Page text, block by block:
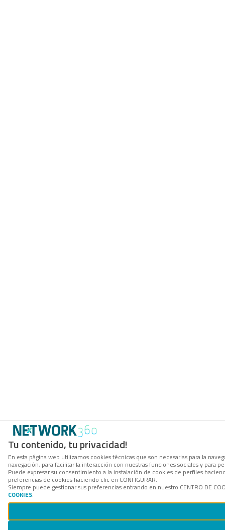
Tu contenido, tu privacidad!
En esta página web utilizamos cookies técnicas que son necesarias para la
navegación, para facilitar la interacción con nuestras funciones sociales y
Puede expresar su consentimiento a la instalación de cookies de perfiles
preferencias de cookies haciendo clic en CONFIGURAR.
Siempre puede gestionar sus preferencias entrando en nuestro CENTRO DE
COOKIES.